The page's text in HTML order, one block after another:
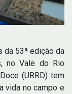
da 53ª edição da
no Vale do Rio
(URRD) tem
vida no campo e